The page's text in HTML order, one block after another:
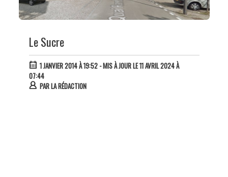
Le Sucre
1 JANVIER 2014 À 19:52- MIS À JOUR LE 11 AVRIL 2024 À
07:44
PARLA RÉDACTION